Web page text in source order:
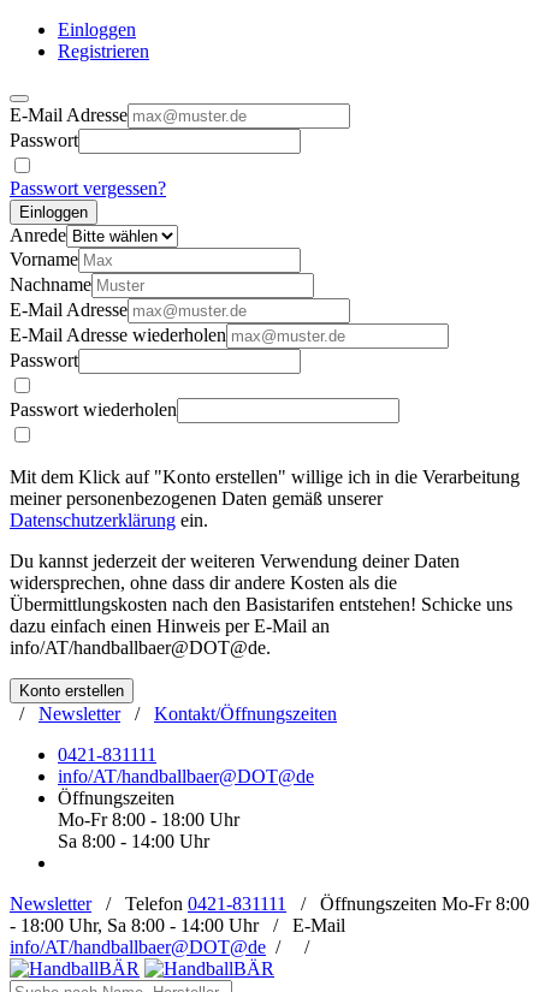
Einloggen
Registrieren
E-Mail Adresse
Passwort
Passwort vergessen?
Einloggen
Anrede
Vorname
Nachname
E-Mail Adresse
E-Mail Adresse wiederholen
Passwort
Passwort wiederholen
Mit dem Klick auf "Konto erstellen" willige ich in die Verarbeitung
meiner personenbezogenen Daten gemäß unserer
Datenschutzerklärung ein.
Du kannst jederzeit der weiteren Verwendung deiner Daten
widersprechen, ohne dass dir andere Kosten als die
Übermittlungskosten nach den Basistarifen entstehen! Schicke uns
dazu einfach einen Hinweis per E-Mail an
info/AT/handballbaer@DOT@de.
Konto erstellen
/ Newsletter/ Kontakt/Öffnungszeiten
0421-831111
info/AT/handballbaer@DOT@de
Öffnungszeiten
Mo-Fr 8:00 - 18:00 Uhr
Sa 8:00 - 14:00 Uhr
Newsletter/ Telefon 0421-831111 / Öffnungszeiten Mo-Fr 8:00
- 18:00 Uhr, Sa 8:00 - 14:00 Uhr / E-Mail
info/AT/handballbaer@DOT@de / /